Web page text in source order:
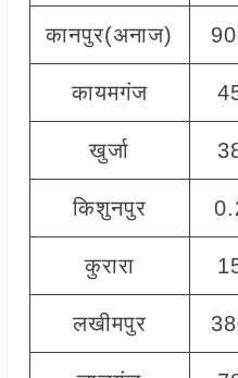
कानपुर(अनाज)
कायमगंज
खुर्जा
किशुनपुर
कुरारा
लखीमपुर